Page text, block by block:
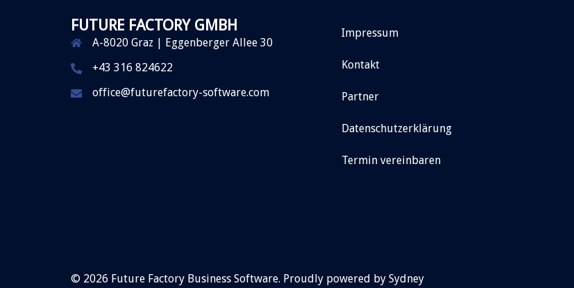
FUTURE FACTORY GMBH
A-8020 Graz | Eggenberger Allee 30
+43 316 824622
office@futurefactory-software.com
Impressum
Kontakt
Partner
Datenschutzerklärung
Termin vereinbaren
© 2026 Future Factory Business Software. Proudly powered by Sydney